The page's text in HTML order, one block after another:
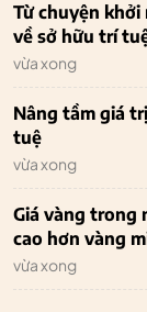
Từ chuyện
về sở hữu trí
vừa xong
Nâng tầm giá
tuệ
vừa xong
Giá vàng trong
cao hơn vàng
vừa xong